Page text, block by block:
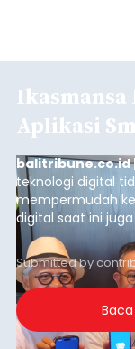
Aplikasi
balitribune.co.id
teknologi digital
mempermudah
digital saat ini
dan mengelola
sekolah, salah
Denpasar.
Submitted by